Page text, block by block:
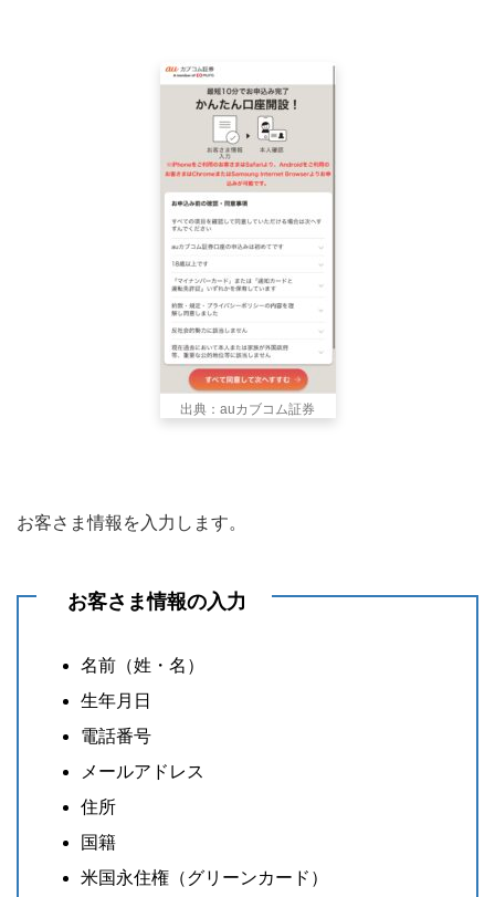
出典：auカブコム証券
お客さま情報を入力します。
お客さま情報の入力
名前（姓・名）
生年月日
電話番号
メールアドレス
住所
国籍
米国永住権（グリーンカード）